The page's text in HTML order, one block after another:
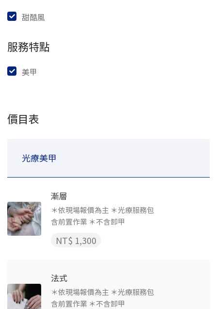
甜酷風
服務特點
美甲
價目表
光療美甲
漸層
＊依現場報價為主 ＊光療服務包
含前置作業 ＊不含卸甲
NT$ 1,300
法式
＊依現場報價為主 ＊光療服務包
含前置作業 ＊不含卸甲